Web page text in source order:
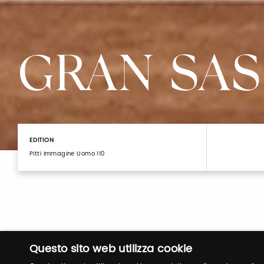
GRAN
EDITION
Pitti Immagine Uomo 110
Questo sito web utilizza cookie